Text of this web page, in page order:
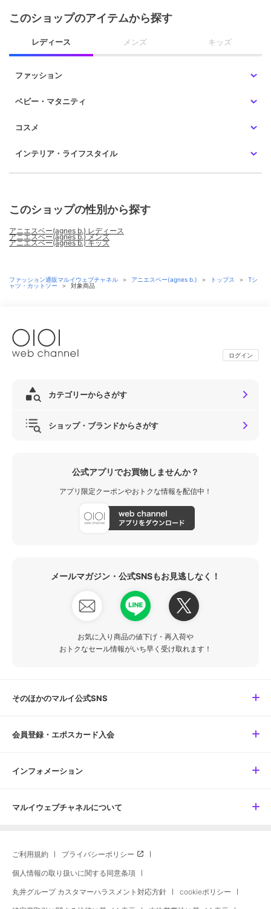
このショップのアイテムから探す
レディース メンズ キッズ
ファッション
ベビー・マタニティ
コスメ
インテリア・ライフスタイル
このショップの性別から探す
アニエスベー(agnes b.) レディース
アニエスベー(agnes b.) メンズ
アニエスベー(agnes b.) キッズ
ファッション通販マルイウェブチャネル ＞ アニエスベー(agnes b.) ＞ トップス ＞
Tシ
ャツ・カットソー
＞ 対象商品
ログイン
カテゴリーからさがす
ショップ・ブランドからさがす
公式アプリでお買物しませんか？
アプリ限定クーポンやおトクな情報を配信中！
メールマガジン・公式SNSもお見逃しなく！
お気に入り商品の値下げ・再入荷や
おトクなセール情報がいち早く受け取れます！
そのほかのマルイ公式SNS
会員登録・エポスカード入会
インフォメーション
マルイウェブチャネルについて
ご利用規約 プライバシーポリシー
個人情報の取り扱いに関する同意条項
丸井グループ カスタマーハラスメント対応方針 cookieポリシー